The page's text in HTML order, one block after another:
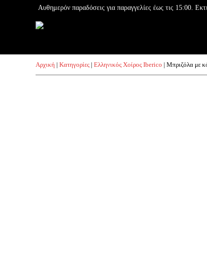
περιεχόμενο
Αυθημερόν παραδόσεις για παραγγελίες έως τις 15:00.
Αρχική | Κατηγορίες | Ελληνικός Χοίρος Iberico | Μπριζόλα με